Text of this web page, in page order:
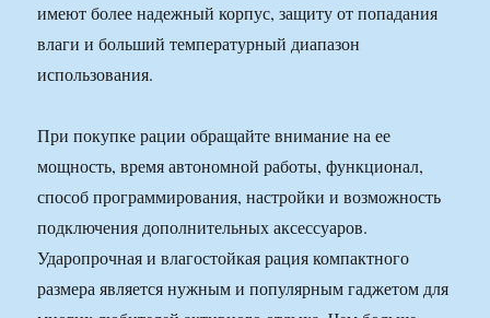
имеют более надежный корпус, защиту от попадания
влаги и больший температурный диапазон
использования.
При покупке рации обращайте внимание на ее
мощность, время автономной работы, функционал,
способ программирования, настройки и возможность
подключения дополнительных аксессуаров.
Ударопрочная и влагостойкая рация компактного
размера является нужным и популярным гаджетом для